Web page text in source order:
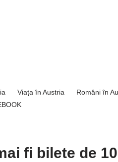
Viața în Austria Români în
fi bilete de